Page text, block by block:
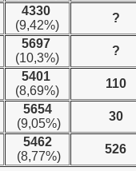
4330
(9,42%)
?
5697
(10,3%)
?
5401
(8,69%)
110
5654
(9,05%)
30
5462
(8,77%)
526